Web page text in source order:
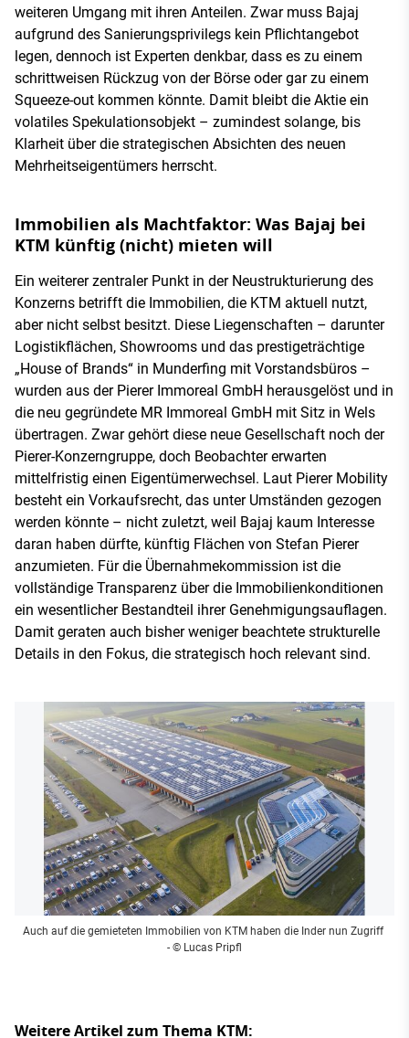
weiteren Umgang mit ihren Anteilen. Zwar muss Bajaj
aufgrund des Sanierungsprivilegs kein Pflichtangebot
legen, dennoch ist Experten denkbar, dass es zu einem
schrittweisen Rückzug von der Börse oder gar zu einem
Squeeze-out kommen könnte. Damit bleibt die Aktie ein
volatiles Spekulationsobjekt – zumindest solange, bis
Klarheit über die strategischen Absichten des neuen
Mehrheitseigentümers herrscht.
Immobilien als Machtfaktor: Was Bajaj bei
KTM künftig (nicht) mieten will
Ein weiterer zentraler Punkt in der Neustrukturierung des
Konzerns betrifft die Immobilien, die KTM aktuell nutzt,
aber nicht selbst besitzt. Diese Liegenschaften – darunter
Logistikflächen, Showrooms und das prestigeträchtige
„House of Brands“ in Munderfing mit Vorstandsbüros –
wurden aus der Pierer Immoreal GmbH herausgelöst und in
die neu gegründete MR Immoreal GmbH mit Sitz in Wels
übertragen. Zwar gehört diese neue Gesellschaft noch der
Pierer-Konzerngruppe, doch Beobachter erwarten
mittelfristig einen Eigentümerwechsel. Laut Pierer Mobility
besteht ein Vorkaufsrecht, das unter Umständen gezogen
werden könnte – nicht zuletzt, weil Bajaj kaum Interesse
daran haben dürfte, künftig Flächen von Stefan Pierer
anzumieten. Für die Übernahmekommission ist die
vollständige Transparenz über die Immobilienkonditionen
ein wesentlicher Bestandteil ihrer Genehmigungsauflagen.
Damit geraten auch bisher weniger beachtete strukturelle
Details in den Fokus, die strategisch hoch relevant sind.
Auch auf die gemieteten Immobilien von KTM haben die Inder nun Zugriff
- © Lucas Pripfl
Weitere Artikel zum Thema KTM: